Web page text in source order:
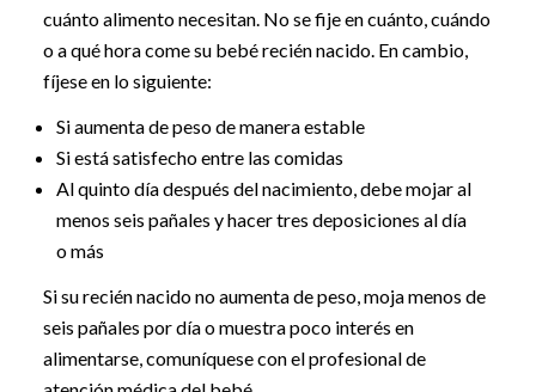
cuánto alimento necesitan. No se fije en cuánto, cuándo
o a qué hora come su bebé recién nacido. En cambio,
fíjese en lo siguiente:
Si aumenta de peso de manera estable
Si está satisfecho entre las comidas
Al quinto día después del nacimiento, debe mojar al
menos seis pañales y hacer tres deposiciones al día
o más
Si su recién nacido no aumenta de peso, moja menos de
seis pañales por día o muestra poco interés en
alimentarse, comuníquese con el profesional de